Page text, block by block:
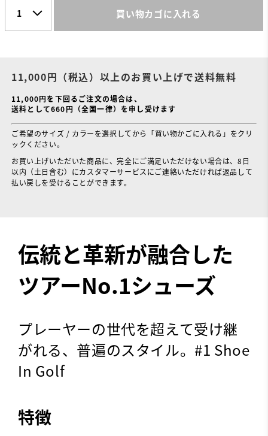
買い物カゴに入れる
11,000円（税込）以上のお買い上げで送料無料
11,000円を下回るご注文の場合は、
送料として660円（全国一律）を申し受けます
ご希望のサイズ / カラーを選択してから「買い物かごに入れる」をクリ
ックください。
お買い上げいただいた商品に、完全にご満足いただけない場合は、8日
以内（土日含む）にカスタマーサービスにご連絡いただければ返品して
払い戻しを受けることができます。
伝統と革新が融合した
ツアーNo.1シューズ
プレーヤーの世代を超えて受け継
がれる、普遍のスタイル。#1 Shoe
In Golf
特徴